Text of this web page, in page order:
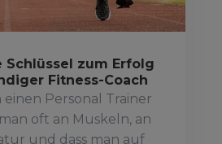
Schlüssel zum Erfolg
Fitness-Coach
einen Personal Trainer
oft an Muskeln, an
und dass man auf